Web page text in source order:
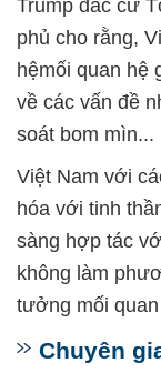
Trump đắc cử
phủ cho rằng,
hệmối quan hệ
về các vấn đề
soát bom mìn...
Việt Nam với
hóa với tinh
sàng hợp tác
không làm
tưởng mối
Chuyên